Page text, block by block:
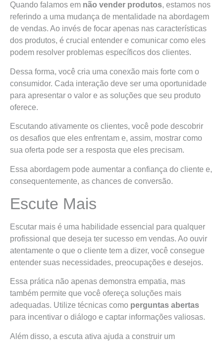
Quando falamos em não vender produtos, estamos nos
referindo a uma mudança de mentalidade na abordagem
de vendas. Ao invés de focar apenas nas características
dos produtos, é crucial entender e comunicar como eles
podem resolver problemas específicos dos clientes.
Dessa forma, você cria uma conexão mais forte com o
consumidor. Cada interação deve ser uma oportunidade
para apresentar o valor e as soluções que seu produto
oferece.
Escutando ativamente os clientes, você pode descobrir
os desafios que eles enfrentam e, assim, mostrar como
sua oferta pode ser a resposta que eles precisam.
Essa abordagem pode aumentar a confiança do cliente e,
consequentemente, as chances de conversão.
Escute Mais
Escutar mais é uma habilidade essencial para qualquer
profissional que deseja ter sucesso em vendas. Ao ouvir
atentamente o que o cliente tem a dizer, você consegue
entender suas necessidades, preocupações e desejos.
Essa prática não apenas demonstra empatia, mas
também permite que você ofereça soluções mais
adequadas. Utilize técnicas como perguntas abertas
para incentivar o diálogo e captar informações valiosas.
Além disso, a escuta ativa ajuda a construir um